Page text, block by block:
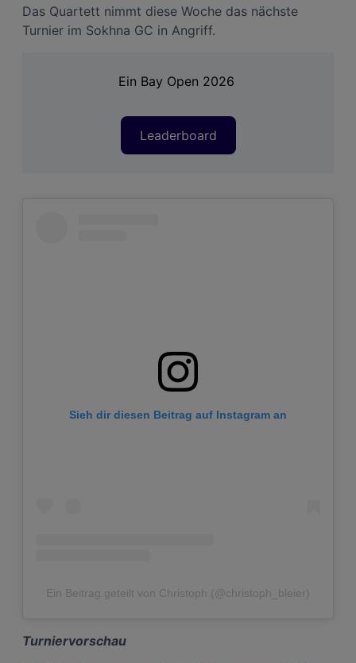
Das Quartett nimmt diese Woche das nächste
Turnier im Sokhna GC in Angriff.
Ein Bay Open 2026
Leaderboard
Sieh dir diesen Beitrag auf Instagram an
Ein Beitrag geteilt von Christoph (@christoph_bleier)
Turniervorschau